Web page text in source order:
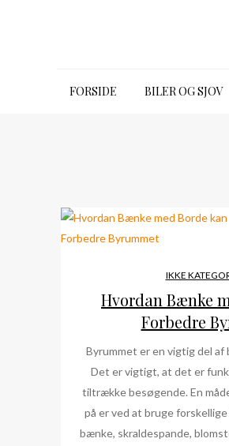
FORSIDE BILER OG SJOV
IKKE
Hvordan Bænke
Forbedre
Byrummet er en vigtig del af
Det er vigtigt, at det er
tiltrække besøgende. En
på er ved at bruge
bænke, skraldespande,